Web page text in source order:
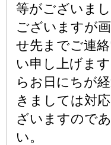
等がございま
ございますが
せ先までご連
い申し上げま
らお日にちが
きましては対
ざいますので
い。